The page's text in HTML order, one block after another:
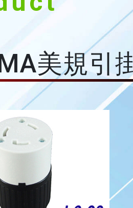
美規引